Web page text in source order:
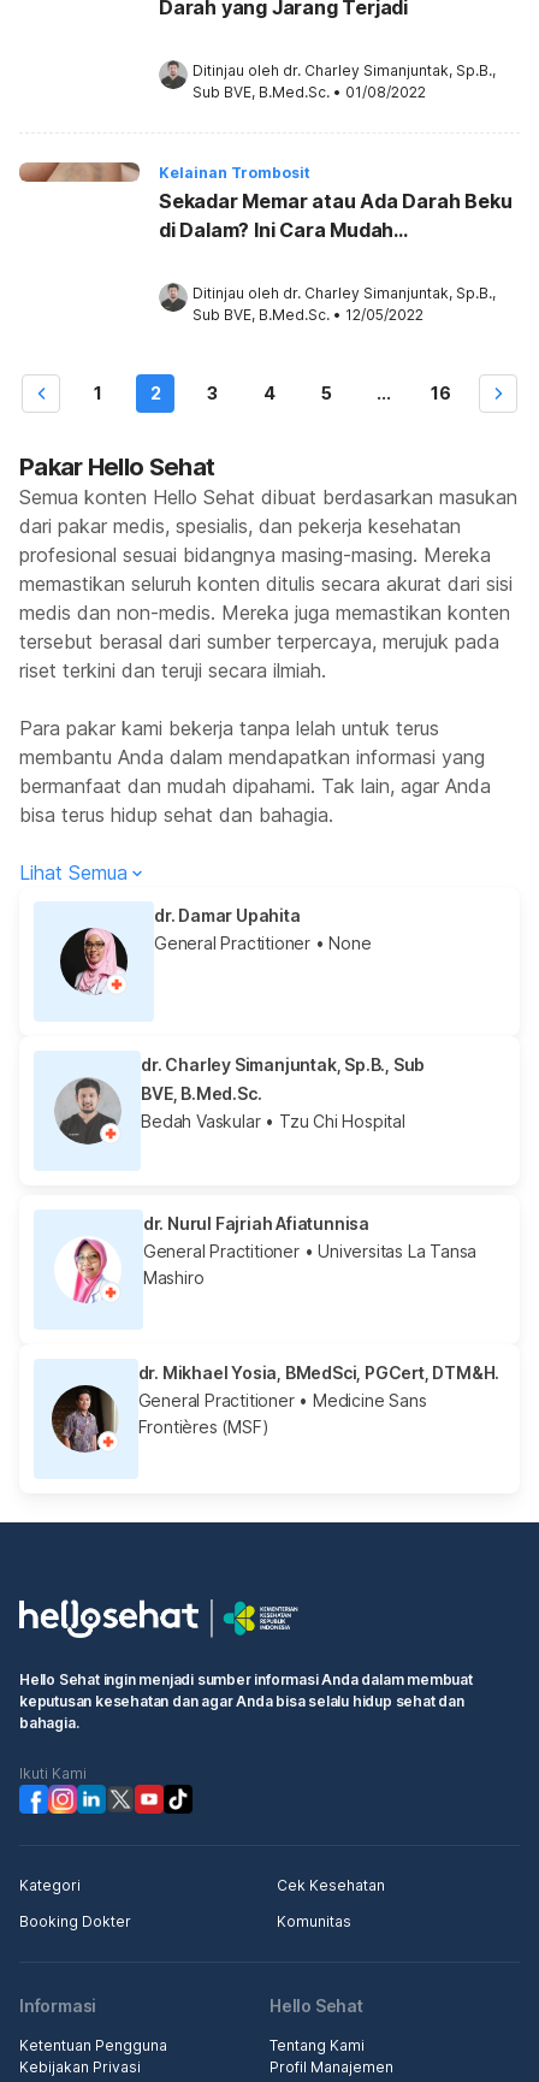
Darah yang Jarang Terjadi
Ditinjau oleh dr. Charley Simanjuntak, Sp.B.,
Sub BVE, B.Med.Sc. • 01/08/2022
Kelainan Trombosit
Sekadar Memar atau Ada Darah Beku
di Dalam? Ini Cara Mudah
Ditinjau oleh dr. Charley Simanjuntak, Sp.B.,
Sub BVE, B.Med.Sc. • 12/05/2022
1 2 3 4 5 ... 16
Pakar Hello Sehat
Semua konten Hello Sehat dibuat berdasarkan masukan
dari pakar medis, spesialis, dan pekerja kesehatan
profesional sesuai bidangnya masing-masing. Mereka
memastikan seluruh konten ditulis secara akurat dari sisi
medis dan non-medis. Mereka juga memastikan konten
tersebut berasal dari sumber terpercaya, merujuk pada
riset terkini dan teruji secara ilmiah.
Para pakar kami bekerja tanpa lelah untuk terus
membantu Anda dalam mendapatkan informasi yang
bermanfaat dan mudah dipahami. Tak lain, agar Anda
bisa terus hidup sehat dan bahagia.
Lihat Semua
dr. Damar Upahita
General Practitioner • None
dr. Charley Simanjuntak, Sp.B., Sub
BVE, B.Med.Sc.
Bedah Vaskular• Tzu Chi Hospital
dr. Nurul Fajriah Afiatunnisa
General Practitioner• Universitas La Tansa
Mashiro
dr. Mikhael Yosia, BMedSci, PGCert, DTM&H.
General Practitioner• Medicine Sans
Frontières (MSF)
Hello Sehat ingin menjadi sumber informasi Anda dalam membuat
keputusan kesehatan dan agar Anda bisa selalu hidup sehat dan
bahagia.
Ikuti Kami
Kategori
Cek Kesehatan
Booking Dokter
Komunitas
Informasi
Ketentuan Pengguna
Kebijakan Privasi
Hello Sehat
Tentang Kami
Profil Manajemen